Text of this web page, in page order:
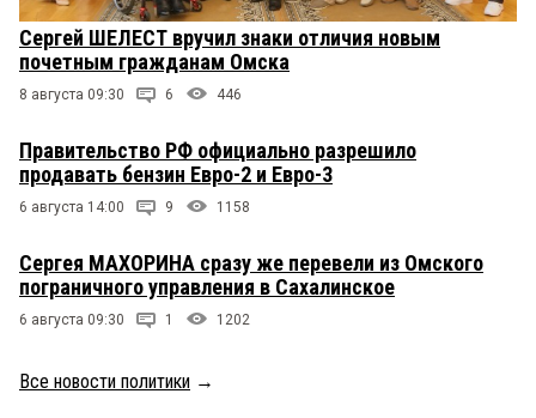
Сергей ШЕЛЕСТ вручил знаки отличия новым
почетным гражданам Омска
8 августа 09:30 6 446
Правительство РФ официально разрешило
продавать бензин Евро-2 и Евро-3
6 августа 14:00 9 1158
Сергея МАХОРИНА сразу же перевели из Омского
пограничного управления в Сахалинское
6 августа 09:30 1 1202
Все новости политики →